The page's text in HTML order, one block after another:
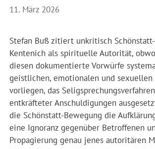
11. März 2026
Stefan Buß zitiert unkritisch
Kentenich als spirituelle Autorität,
diesen dokumentierte Vorwürfe
geistlichen, emotionalen und sexuellen
vorliegen, das
entkräfteter Anschuldigungen
die Schönstatt-Bewegung die
eine Ignoranz gegenüber Betroffenen
Propagierung genau jenes autoritären